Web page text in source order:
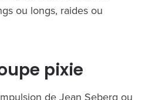
ou longs, raides ou
pixie
de Jean Seberg ou